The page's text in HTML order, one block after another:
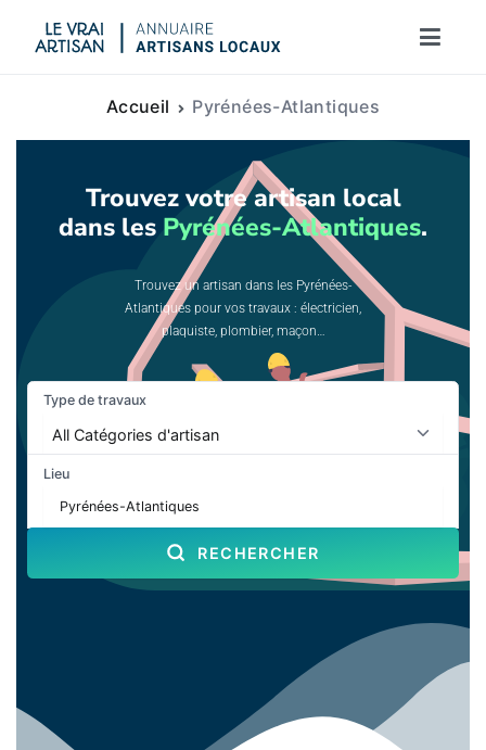
Accueil Pyrénées-Atlantiques
Trouvez votre artisan local
dans les Pyrénées-Atlantiques.
Trouvez un artisan dans les Pyrénées-
Atlantiques pour vos travaux : électricien,
plaquiste, plombier, maçon…
Type de travaux
Lieu
RECHERCHER